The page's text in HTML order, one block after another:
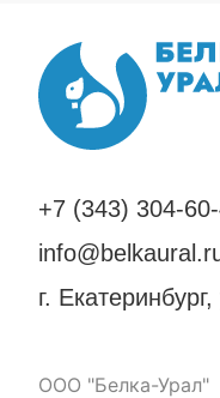
+7 (343) 304-
г.
ООО "Белка-Урал"